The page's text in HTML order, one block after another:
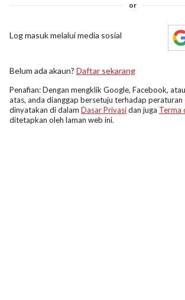
or
Log masuk melalui media sosial
Belum ada akaun? Daftar sekarang
Penafian: Dengan mengklik Google, Facebook,
atas, anda dianggap bersetuju terhadap peraturan
dinyatakan di dalam Dasar Privasidan juga Terma
ditetapkan oleh laman web ini.